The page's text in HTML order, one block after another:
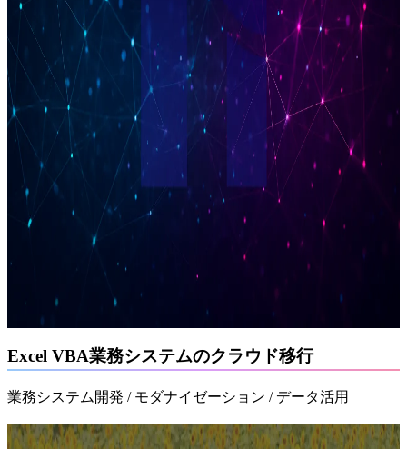
Excel VBA業務システムのクラウド移行
業務システム開発 / モダナイゼーション / データ活用